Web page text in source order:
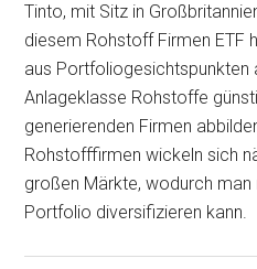
Tinto, mit Sitz in
diesem Rohstoff Firmen ETF
aus Portfoliogesichtspunkten
Anlageklasse Rohstoffe
generierenden Firmen
Rohstofffirmen wickeln sich
großen Märkte, wodurch man
Portfolio diversifizieren kann.